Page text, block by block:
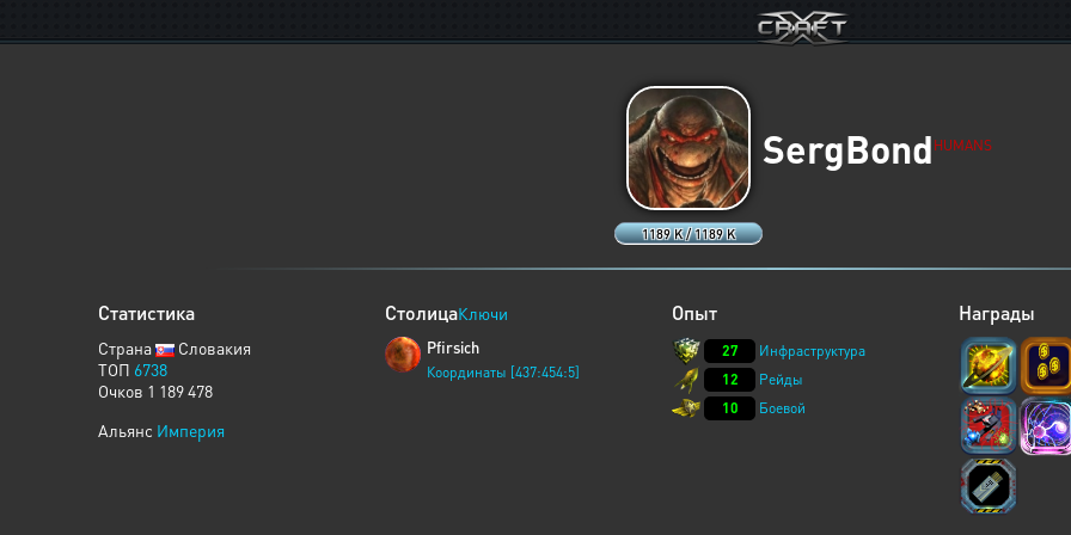
1189 K / 1189 K
SergBond HUMANS
Статистика
Страна
Словакия
ТОП 6738
Очков 1 189 478
Альянс Империя
СтолицаКлючи
Pfirsich
Координаты [437:454:5]
Опыт
27
Инфраструктура
12
Рейды
10
Боевой
Награды